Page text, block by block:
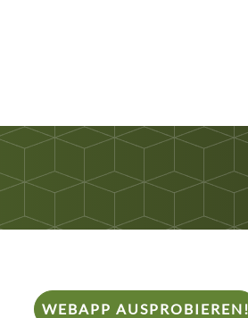
WEBAPP AUSPROBIEREN!